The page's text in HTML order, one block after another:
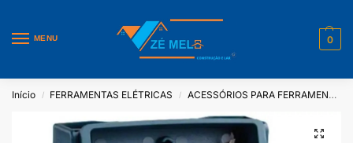
MENU 0
Início / FERRAMENTAS ELÉTRICAS / ACESSÓRIOS PARA FERRAMENTAS ELÉTRICAS